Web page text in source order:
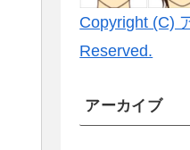
Copyright (C)
Reserved.
アーカイブ